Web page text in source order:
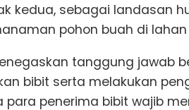
kedua, sebagai landasan
pohon buah di lahan
tanggung jawab
bibit serta melakukan
para penerima bibit wajib